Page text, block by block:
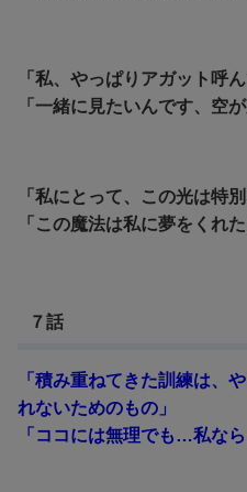
「私、やっぱりアガット呼ん
「一緒に見たいんです、空
「私にとって、この光は特別
「この魔法は私に夢をくれた
７話
「積み重ねてきた訓練は、
れないためのもの」
「ココには無理でも…私なら